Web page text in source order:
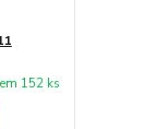
152 ks